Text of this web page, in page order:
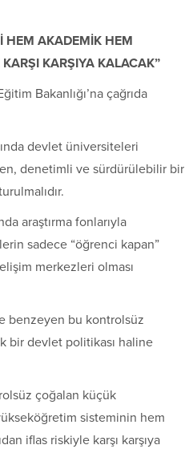
HEM AKADEMİK HEM
KARŞIYA KALACAK”
Bakanlığı’na çağrıda
devlet üniversiteleri
denetimli ve sürdürülebilir bir
araştırma fonlarıyla
sadece “öğrenci kapan”
merkezleri olması
benzeyen bu kontrolsüz
bir devlet politikası haline
çoğalan küçük
sisteminin hem
iflas riskiyle karşı karşıya